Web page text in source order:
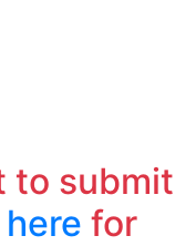
to submit
for